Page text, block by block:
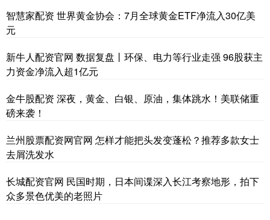
智慧家配资 世界黄金协会：7月全球黄金ETF净流入30亿美
元
新牛人配资官网 数据复盘丨环保、电力等行业走强 96股获主
力资金净流入超1亿元
金牛股配资 深夜，黄金、白银、原油，集体跳水！美联储重
磅来袭！
兰州股票配资网官网 怎样才能把头发变蓬松？推荐多款女士
去屑洗发水
长城配资官网 民国时期，日本间谍深入长江考察地形，拍下
众多景色优美的老照片